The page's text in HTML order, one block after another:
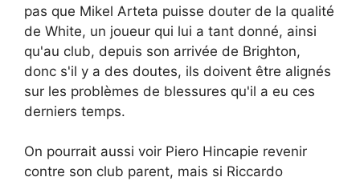
pas que Mikel Arteta puisse douter de la qualité
de White, un joueur qui lui a tant donné, ainsi
qu'au club, depuis son arrivée de Brighton,
donc s'il y a des doutes, ils doivent être alignés
sur les problèmes de blessures qu'il a eu ces
derniers temps.
On pourrait aussi voir Piero Hincapie revenir
contre son club parent, mais si Riccardo